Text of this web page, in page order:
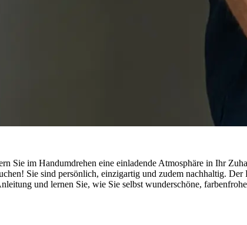
Sie im Handumdrehen eine einladende Atmosphäre in Ihr
Sie sind persönlich, einzigartig und zudem nachhaltig.
und lernen Sie, wie Sie selbst wunderschöne,